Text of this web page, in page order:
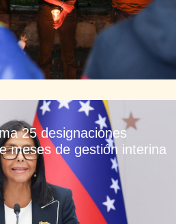
25 designaciones
meses de gestión interina